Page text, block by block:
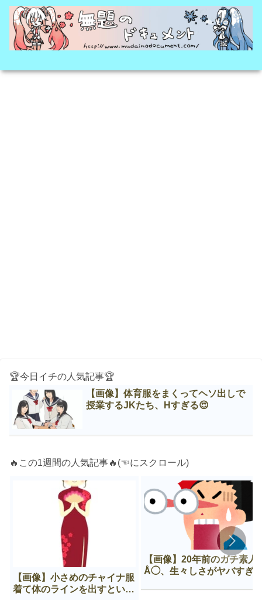
🏆今日イチの人気記事🏆
【画像】体育服をまくってヘソ出しで
授業するJKたち、Нすぎる😍
🔥この1週間の人気記事🔥(☜にスクロール)
【画像】小さめのチャイナ服
着て体のラインを出すという
【画像】20年前のガチ素人
Å◯、生々しさがヤバすぎ